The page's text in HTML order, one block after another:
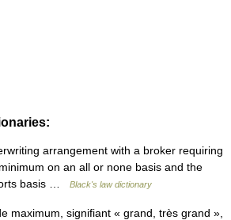
arrangement with a broker requiring
on an all or none basis and the
basis …
Black's law dictionary
maximum, signifiant « grand, très grand »,